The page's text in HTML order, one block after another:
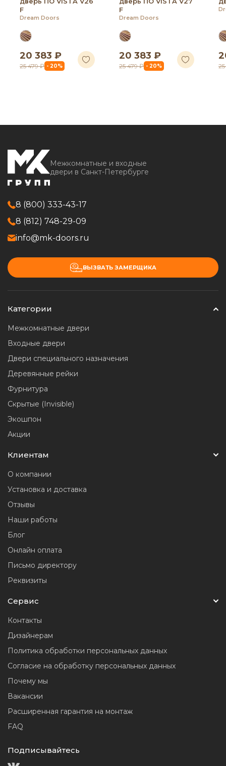
F
Dream Doors
20 383 ₽
25 479 ₽ - 20%
F
Dream Doors
20 383 ₽
25 479 ₽ - 20%
Межкомнатные и входные
двери в Санкт-Петербурге
8 (800) 333-43-17
8 (812) 748-29-09
info@mk-doors.ru
ВЫЗВАТЬ ЗАМЕРЩИКА
Категории
Межкомнатные двери
Входные двери
Двери специального назначения
Деревянные рейки
Фурнитура
Скрытые (Invisible)
Экошпон
Акции
Клиентам
О компании
Установка и доставка
Отзывы
Наши работы
Блог
Онлайн оплата
Письмо директору
Реквизиты
Сервис
Контакты
Дизайнерам
Политика обработки персональных данных
Согласие на обработку персональных данных
Почему мы
Вакансии
Расширенная гарантия на монтаж
FAQ
Подписывайтесь